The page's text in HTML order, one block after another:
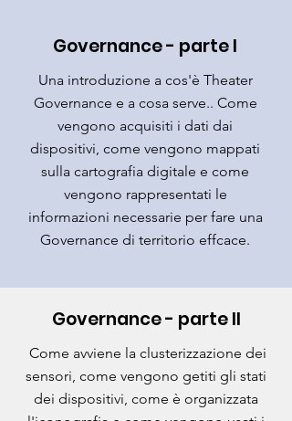
Governance - parte I
Una introduzione a cos'è Theater
Governance e a cosa serve.. Come
vengono acquisiti i dati dai
dispositivi, come vengono mappati
sulla cartografia digitale e come
vengono rappresentati le
informazioni necessarie per fare una
Governance di territorio effcace.
Governance - parte II
Come avviene la clusterizzazione dei
sensori, come vengono getiti gli stati
dei dispositivi, come è organizzata